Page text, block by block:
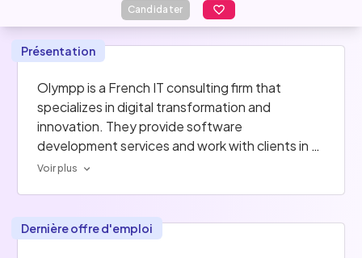
Candidater
Présentation
Olympp is a French IT consulting firm that
specializes in digital transformation and
innovation. They provide software
development services and work with clients in
various industries to help them increase their
Voir plus
Dernière offre d'emploi